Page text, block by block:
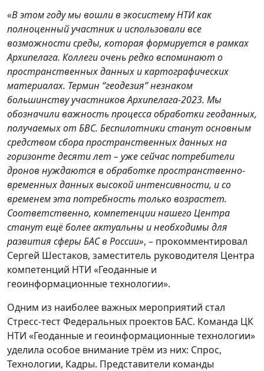
«В этом году мы вошли в экосистему НТИ как
полноценный участник и использовали все
возможности среды, которая формируется в рамках
Архипелага. Коллеги очень редко вспоминают о
пространственных данных и картографических
материалах. Термин “геодезия” незнаком
большинству участников Архипелага-2023. Мы
обозначили важность процесса обработки геоданных,
получаемых от БВС. Беспилотники станут основным
средством сбора пространственных данных на
горизонте десяти лет – уже сейчас потребители
дронов нуждаются в обработке пространственно-
временных данных высокой интенсивности, и со
временем эта потребность только возрастет.
Соответственно, компетенции нашего Центра
станут ещё более актуальны и необходимы для
развития сферы БАС в России», – прокомментировал
Сергей Шестаков, заместитель руководителя Центра
компетенций НТИ «Геоданные и
геоинформационные технологии».
Одним из наиболее важных мероприятий стал
Стресс-тест Федеральных проектов БАС. Команда ЦК
НТИ «Геоданные и геоинформационные технологии»
уделила особое внимание трём из них: Спрос,
Технологии, Кадры. Представители команды